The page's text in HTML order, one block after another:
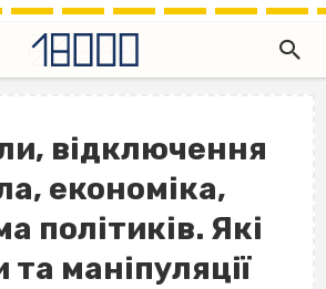
відключення
економіка,
політиків. Які
маніпуляції